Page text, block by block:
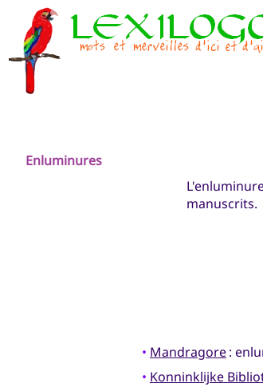
Enluminures
manuscrits.
• Mandragore:
• Konninklijke